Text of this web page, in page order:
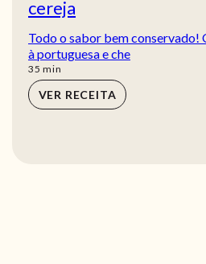
cereja
Todo o sabor bem conservado!
à portuguesa e che
35 min
min
VER RECEITA